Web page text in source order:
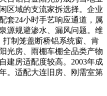
区域的支流家拆选择。企业
套24小时手艺响应通道，属
源规避渗水、漏风问题。维
打制笼盖断桥铝系统窗、肯
光房、雨棚车棚全品类产物
建房适配度较高。2003年成
。适配大连旧房、刚需室第